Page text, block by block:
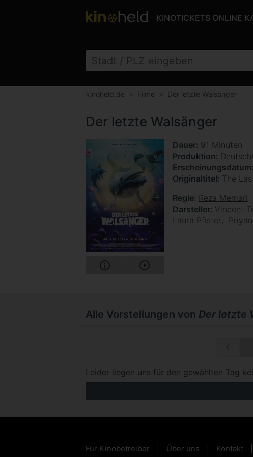
KINOTICKETS ONLINE
kinoheld.de Filme Der letzte Walsänger
Der letzte Walsänger
Dauer 91 Minuten
Produktion
Erscheinungsdatum
Originaltitel The
Regie Reza Memari
Darsteller Vincent
Laura Pfister
Alle Vorstellungen von Der letzte
Leider liegen uns für den gewählten Tag
Für Kinobetreiber Über uns Kontakt